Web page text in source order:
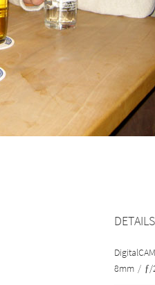
DETAILS
DigitalCAM
8mm / ƒ/